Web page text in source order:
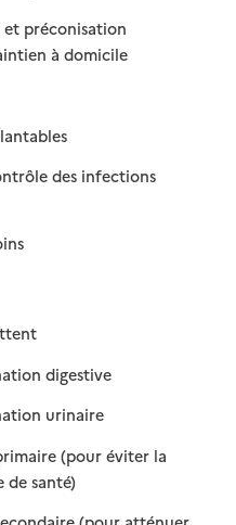
préconisation
à domicile: disponible
: non disponible
: disponible
: non disponible
des infections
disponible
: disponible
: non disponible
digestive: disponible
: non disponible
urinaire
: disponible
: non disponible
(pour éviter la
de santé): disponible
: non disponible